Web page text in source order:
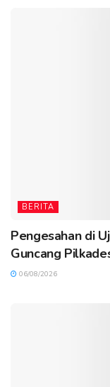
BERITA
Pengesahan di
Guncang
06/08/2026